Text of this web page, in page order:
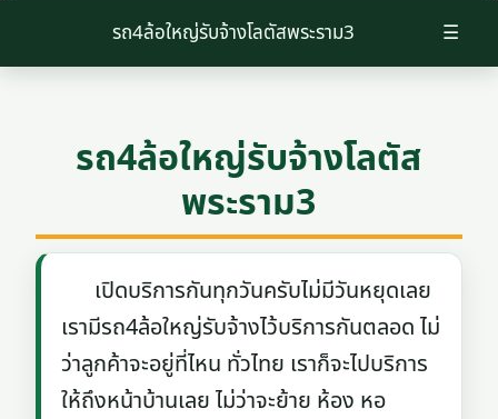
☰
รถ4ล้อใหญ่รับจ้างโลตัสพระราม3
รถ4ล้อใหญ่รับจ้างโลตัส
พระราม3
เปิดบริการกันทุกวันครับไม่มีวันหยุดเลย
เรามีรถ4ล้อใหญ่รับจ้างไว้บริการกันตลอด ไม่
ว่าลูกค้าจะอยู่ที่ไหน ทั่วไทย เราก็จะไปบริการ
ให้ถึงหน้าบ้านเลย ไม่ว่าจะย้าย ห้อง หอ